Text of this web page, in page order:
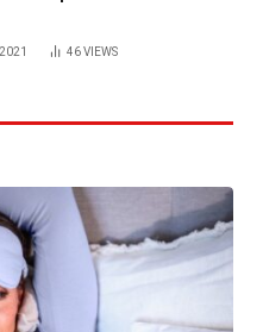
46VIEWS